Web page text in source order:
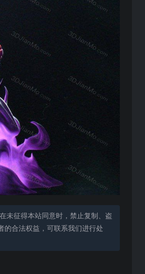
未征得本站同意时，禁止复制、盗
的合法权益，可联系我们进行处